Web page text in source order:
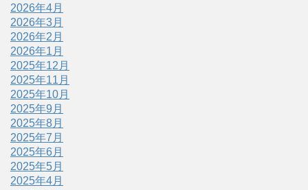
2026年4月
2026年3月
2026年2月
2026年1月
2025年12月
2025年11月
2025年10月
2025年9月
2025年8月
2025年7月
2025年6月
2025年5月
2025年4月